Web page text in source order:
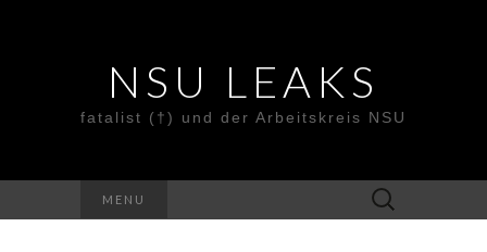
NSU LEAKS
fatalist (†) und der Arbeitskreis NSU
MENU
Suche
nach: